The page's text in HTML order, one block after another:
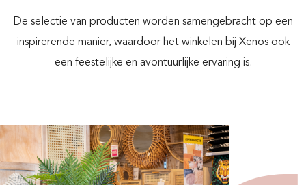
De selectie van producten worden samengebracht op een
inspirerende manier, waardoor het winkelen bij Xenos ook
een feestelijke en avontuurlijke ervaring is.